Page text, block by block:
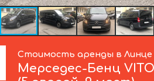
Стоимость аренды в Линце
Мерседес-Бенц